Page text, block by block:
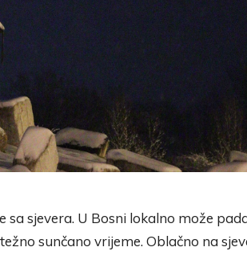
sa sjevera. U Bosni lokalno može
sunčano vrijeme. Oblačno na